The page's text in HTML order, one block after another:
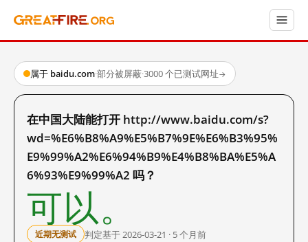
属于 baidu.com·部分被屏蔽·3000 个已测试网址→
在中国大陆能打开 http://www.baidu.com/s?
wd=%E6%B8%A9%E5%B7%9E%E6%B3%95%
E9%99%A2%E6%94%B9%E4%B8%BA%E5%A
6%93%E9%99%A2 吗？
可以。
近期无测试 判定基于 2026-03-21 · 5 个月前